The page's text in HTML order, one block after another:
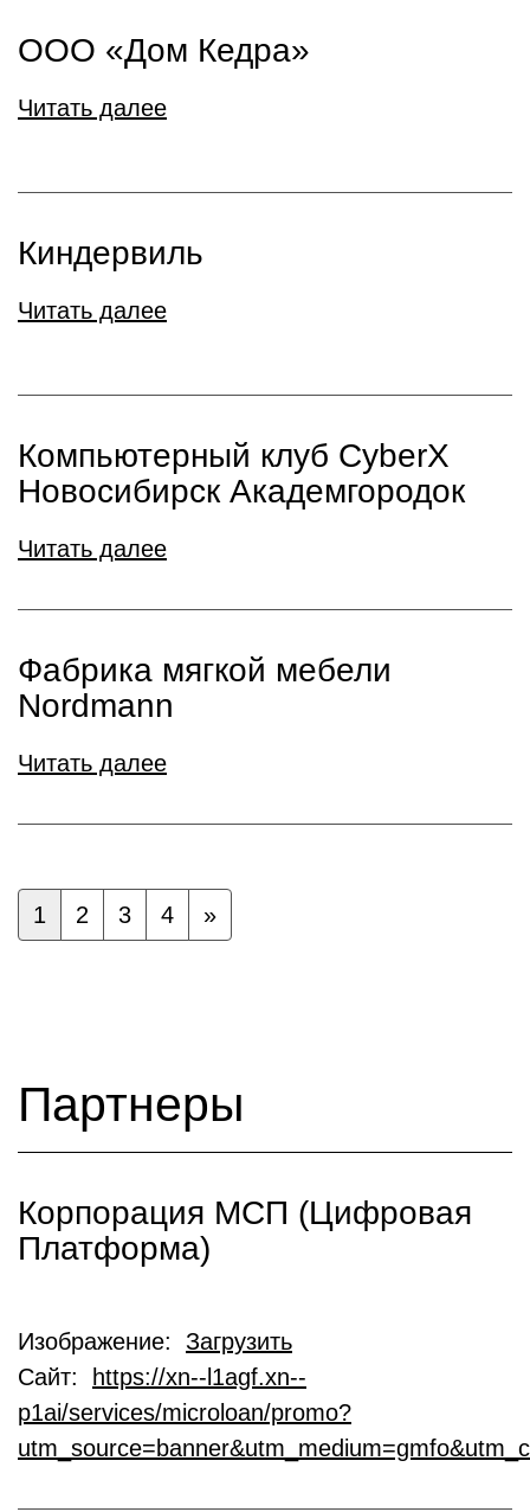
ООО «Дом Кедра»
Читать далее
Киндервиль
Читать далее
Компьютерный клуб CyberX
Новосибирск Академгородок
Читать далее
Фабрика мягкой мебели
Nordmann
Читать далее
1 2 3 4 »
Партнеры
Корпорация МСП (Цифровая
Платформа)
Изображение: Загрузить
Сайт:
https://xn--l1agf.xn--
p1ai/services/microloan/promo?